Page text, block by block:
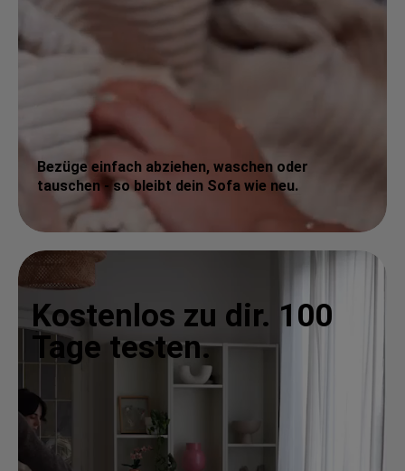
Bezüge einfach abziehen, waschen oder
tauschen - so bleibt dein Sofa wie neu.
Kostenlos zu dir. 100
Tage testen.